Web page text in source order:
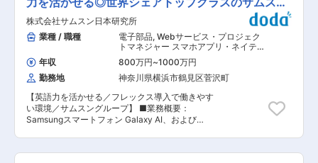
Bitrise ・Android：AWS CodeBuild ◇ チーム構
成 ・iOSエンジニア：7名 ・Androidエンジニア：
6名 ・チーフエンジニア：2名 ■働く環境： 残業
をしない風土が根付いており、私服やネイル、さ
らには副業も許可されています。勤務スタイルと
しては、基本的に週に1回の出社を行い、テレワ
ークがメインとなっています。 変更の範囲：会社
の定める業務
ントPC構築、運用、保守で使用するツール等の
開発 ◇法人向けスマートデバイス（タブレット、
スマートフォン）設計・環境設定作業 ◇導入後の
アップデート、ソフトウェア追加削除更新などの
運用・保守作業 ■歓迎条件： 別途記載の必須条
件と併せ、以下経験等のお持ちの方は歓迎です。
各種Microsoft認定資格（MCP）、CompTIA認定
資格Server+等 ■働く環境： ◇年間休日121日
で、住居手当、資格取得祝金、カフェテリアプラ
ンなど福利厚生充実しています。 ◇時差勤務可、
在宅勤務（単独で業務遂行が可能になれば週1〜2
日程度）可能です。 ◇管理系特別管理職と技術系
G
株式会社サムスン日本研究所
業種 / 職種
電子部品, Webサービス・プロジェク
トマネジャー スマホアプリ・ネイティ
ブアプリ系エンジニア
年収 800万円~1000万円
勤務地
神奈川県横浜市鶴見区菅沢町
【英語力を活かせる／フレックス導入で働きやす
い環境／サムスングループ】 ■業務概要：
Samsungスマートフォン Galaxy AI、および
を構成するソフトウェアコンポーネントの開発プ